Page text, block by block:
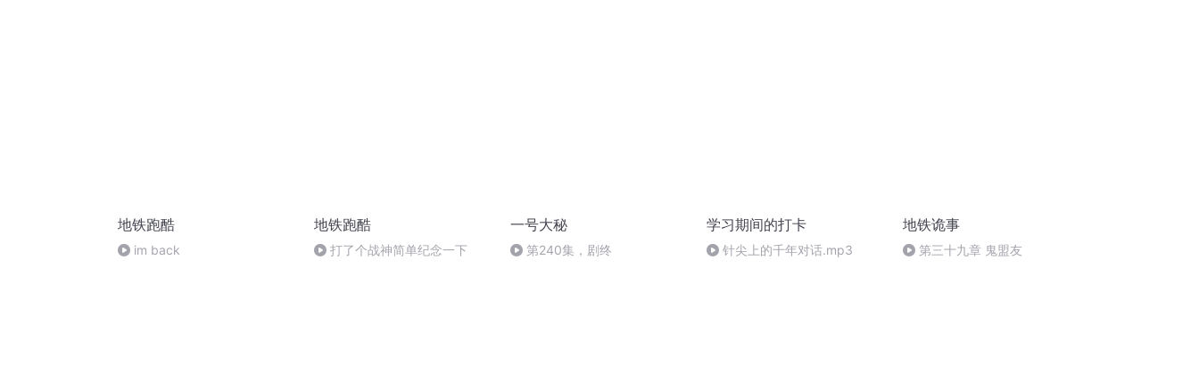
地铁跑酷
im back
地铁跑酷
打了个战神简单纪念一下
一号大秘
第240集，剧终
学习期间的打卡
针尖上的千年对话.mp3
地铁诡事
第三十九章 鬼盟友